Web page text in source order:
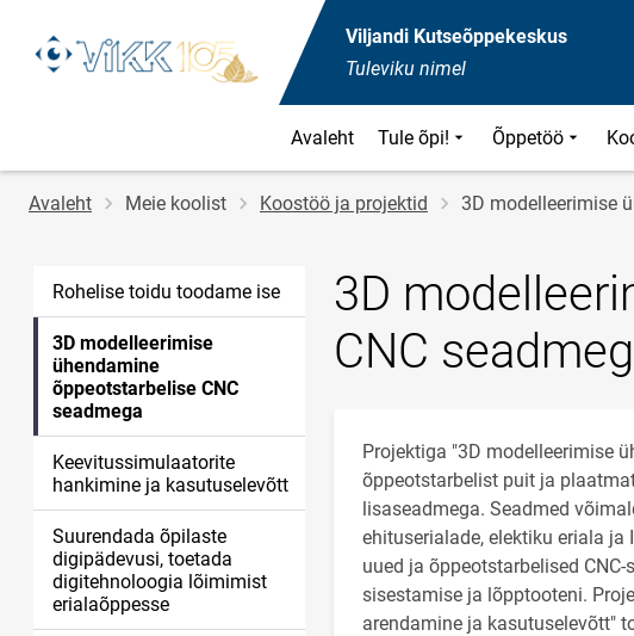
Viljandi Kutseõppekeskus
Tuleviku nimel
Avaleht Tule õpi! Õppetöö
Jälglink
Avaleht Meie koolist Koostöö ja projektid 3D modelleerimise
Rohelise toidu toodame ise
3D modelleerimise
ühendamine
õppeotstarbelise CNC
seadmega
Keevitussimulaatorite
hankimine ja kasutuselevõtt
Suurendada õpilaste
digipädevusi, toetada
digitehnoloogia lõimimist
erialaõppesse
3D
CNC
Projektiga "3D modelleerimise
õppeotstarbelist puit ja
lisaseadmega. Seadmed
ehituserialade, elektiku eriala
uued ja õppeotstarbelised
sisestamise ja lõpptooteni.
arendamine ja kasutuselevõtt"